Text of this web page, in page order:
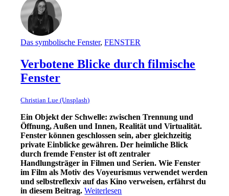
Das symbolische Fenster,FENSTER
Verbotene Blicke durch filmische
Fenster
Christian Lue (Unsplash)
Ein Objekt der Schwelle: zwischen Trennung und
Öffnung, Außen und Innen, Realität und Virtualität.
Fenster können geschlossen sein, aber gleichzeitig
private Einblicke gewähren. Der heimliche Blick
durch fremde Fenster ist oft zentraler
Handlungsträger in Filmen und Serien. Wie Fenster
im Film als Motiv des Voyeurismus verwendet werden
und selbstreflexiv auf das Kino verweisen, erfährst du
in diesem Beitrag.Weiterlesen